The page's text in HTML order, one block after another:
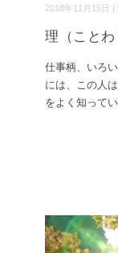
2018年11月15日 |
理（こと
仕事柄、いろ
には、この人
をよく知って